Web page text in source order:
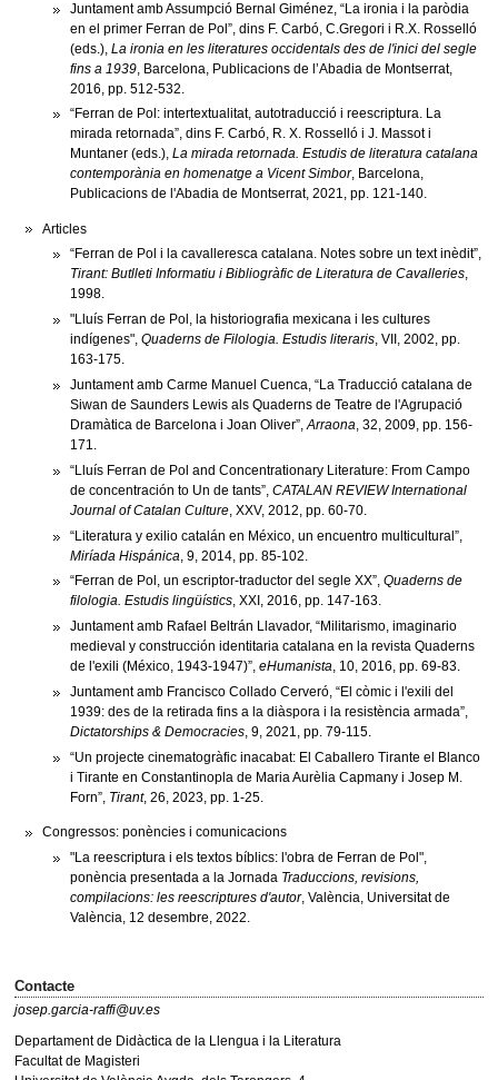
Juntament amb Assumpció Bernal Giménez, “La ironia i la paròdia
en el primer Ferran de Pol”, dins F. Carbó, C.Gregori i R.X. Rosselló
(eds.), La ironia en les literatures occidentals des de l'inici del segle
fins a 1939, Barcelona, Publicacions de l’Abadia de Montserrat,
2016, pp. 512-532.
“Ferran de Pol: intertextualitat, autotraducció i reescriptura. La
mirada retornada”, dins F. Carbó, R. X. Rosselló i J. Massot i
Muntaner (eds.), La mirada retornada. Estudis de literatura catalana
contemporània en homenatge a Vicent Simbor, Barcelona,
Publicacions de l'Abadia de Montserrat, 2021, pp. 121-140.
Articles
“Ferran de Pol i la cavalleresca catalana. Notes sobre un text inèdit”,
Tirant: Butlleti Informatiu i Bibliogràfic de Literatura de Cavalleries,
1998.
"Lluís Ferran de Pol, la historiografia mexicana i les cultures
indígenes", Quaderns de Filologia. Estudis literaris, VII, 2002, pp.
163-175.
Juntament amb Carme Manuel Cuenca, “La Traducció catalana de
Siwan de Saunders Lewis als Quaderns de Teatre de l'Agrupació
Dramàtica de Barcelona i Joan Oliver”,Arraona, 32, 2009, pp. 156-
171.
“Lluís Ferran de Pol and Concentrationary Literature: From Campo
de concentración to Un de tants”, CATALAN REVIEW International
Journal of Catalan Culture, XXV, 2012, pp. 60-70.
“Literatura y exilio catalán en México, un encuentro multicultural”,
Miríada Hispánica , 9, 2014, pp. 85-102.
“Ferran de Pol, un escriptor-traductor del segle XX”, Quaderns de
filologia. Estudis lingüístics, XXI, 2016, pp. 147-163.
Juntament amb Rafael Beltrán Llavador, “Militarismo, imaginario
medieval y construcción identitaria catalana en la revista Quaderns
de l'exili (México, 1943-1947)”, eHumanista, 10, 2016, pp. 69-83.
Juntament amb Francisco Collado Cerveró, “El còmic i l'exili del
1939: des de la retirada fins a la diàspora i la resistència armada”,
Dictatorships & Democracies, 9, 2021, pp. 79-115.
“Un projecte cinematogràfic inacabat: El Caballero Tirante el Blanco
i Tirante en Constantinopla de Maria Aurèlia Capmany i Josep M.
Forn”, Tirant, 26, 2023, pp. 1-25.
Congressos: ponències i comunicacions
"La reescriptura i els textos bíblics: l'obra de Ferran de Pol",
ponència presentada a la Jornada Traduccions, revisions,
compilacions: les reescriptures d'autor, València, Universitat de
València, 12 desembre, 2022.
Contacte
josep.garcia-raffi@uv.es
Departament de Didàctica de la Llengua i la Literatura
Facultat de Magisteri